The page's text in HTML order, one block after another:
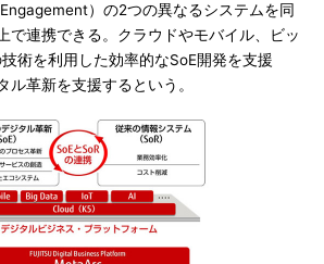
）の2つの異なるシステムを同
で連携できる。クラウドやモバイル、ビッ
術を利用した効率的なSoE開発を支援
ル革新を支援するという。